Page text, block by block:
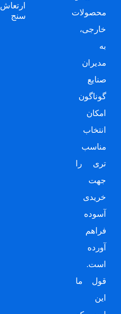
محصولات
خارجی،
به
مدیران
صنایع
گوناگون
امکان
انتخاب
مناسب
تری را
جهت
خریدی
آسوده
فراهم
آورده
است.
قول ما
این
ارتعاش
سنج